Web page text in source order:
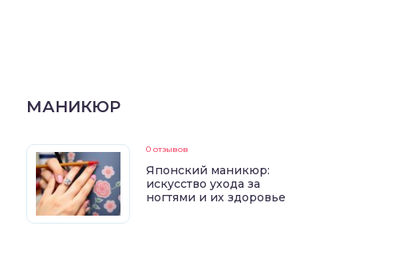
МАНИКЮР
0 отзывов
Японский маникюр:
искусство ухода за
ногтями и их здоровье